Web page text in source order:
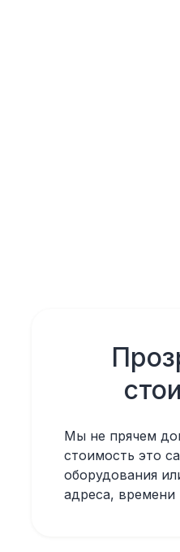
Мы не прячем
стоимость это
оборудования
адреса, времени